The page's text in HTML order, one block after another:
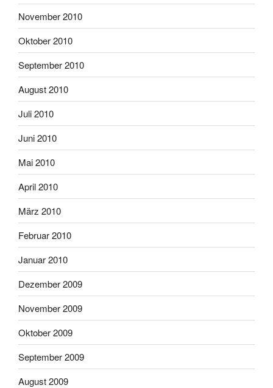
November 2010
Oktober 2010
September 2010
August 2010
Juli 2010
Juni 2010
Mai 2010
April 2010
März 2010
Februar 2010
Januar 2010
Dezember 2009
November 2009
Oktober 2009
September 2009
August 2009